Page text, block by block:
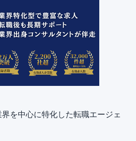
を中心に特化した転職エージェ